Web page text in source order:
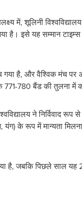
शूलिनी विश्वविद्यालय
है। इसे यह सम्मान टाइम्स
है, और वैश्विक मंच पर
771-780 बैंड की तुलना में
ने निर्विवाद रूप
यंग) के रूप में मान्यता
है, जबकि पिछले साल